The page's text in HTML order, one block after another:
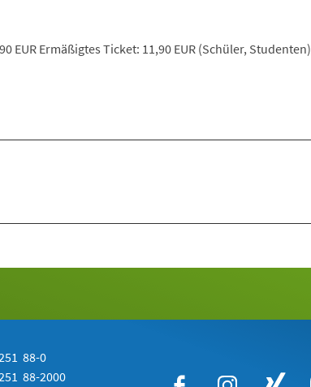
EUR Ermäßigtes Ticket: 11,90 EUR (Schüler, Studenten)
88-0
88-2000